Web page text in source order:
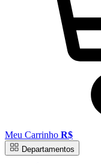
Meu Carrinho R$
Departamentos